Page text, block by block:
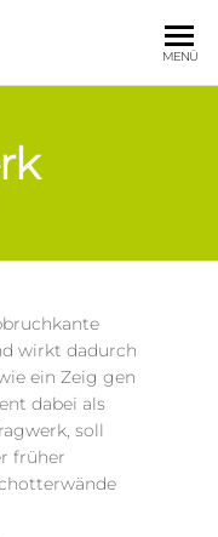
MENÜ
wirkt dadurch
ein Zeig gen
dabei als
soll
früher